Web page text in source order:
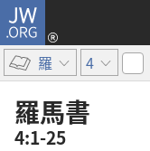
JW.ORG
羅 4
羅馬書
4:1-25